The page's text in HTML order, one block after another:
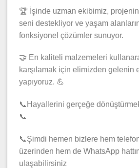
🏆 İşinde uzman ekibimiz,
seni destekliyor ve yaşam
fonksiyonel çözümler sunuyor.
🤝 En kaliteli malzemeleri
karşılamak için elimizden gelenin
yapıyoruz. 💪
📞Hayallerini gerçeğe
📞
📞Şimdi hemen bizlere hem
üzerinden hem de WhatsApp
ulaşabilirsiniz